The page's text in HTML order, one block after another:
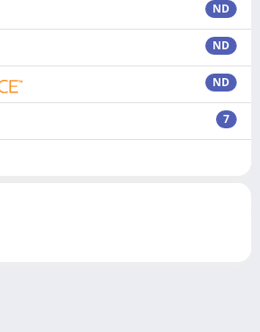
ND
ND
ND
7